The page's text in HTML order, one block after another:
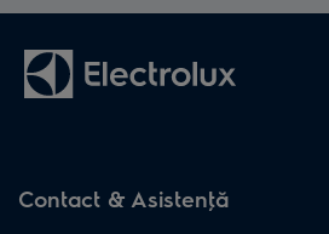
Contact & Asistenţă